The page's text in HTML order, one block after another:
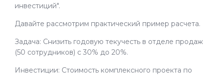
инвестиций".
Давайте рассмотрим практический пример расчета.
Задача: Снизить годовую текучесть в отделе продаж
(50 сотрудников) с 30% до 20%.
Инвестиции: Стоимость комплексного проекта по